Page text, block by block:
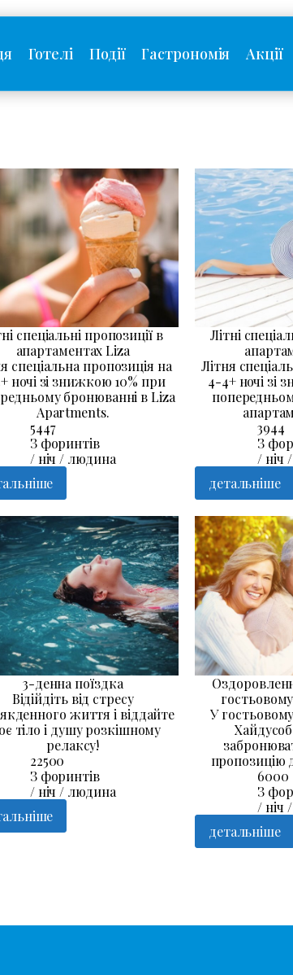
Готелі Події Гастрономія Акції
спеціальні пропозиції в
апартаментах Liza
спеціальна пропозиція на
ночі зі знижкою 10% при
бронюванні в Liza
Apartments.
5447
З форинтів
/ ніч / людина
Літні
Літня
4-4+ ночі зі
3944
З
/ ніч
детальніше
3-денна поїздка
Відійдіть від стресу
життя і віддайте
тіло і душу розкішному
релаксу!
22500
З форинтів
/ ніч / людина
У
пропозицію
6000
З
/ ніч
детальніше